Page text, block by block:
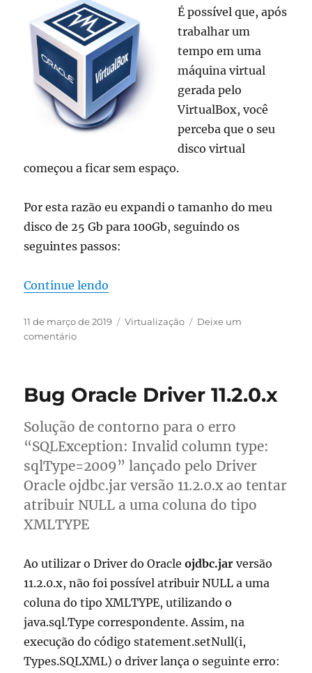
É possível que, após
trabalhar um
tempo em uma
máquina virtual
gerada pelo
VirtualBox, você
perceba que o seu
disco virtual
começou a ficar sem espaço.
Por esta razão eu expandi o tamanho do meu
disco de 25 Gb para 100Gb, seguindo os
seguintes passos:
Continue lendo
Publicado
em
11 de março de 2019 Categorias
Virtualização
Deixe um
comentárioem
espaço
disco
Bug Oracle Driver 11.2.0.x
Solução de contorno para o erro
“SQLException: Invalid column type:
sqlType=2009” lançado pelo Driver
Oracle ojdbc.jar versão 11.2.0.x ao tentar
atribuir NULL a uma coluna do tipo
XMLTYPE
Ao utilizar o Driver do Oracleojdbc.jar versão
11.2.0.x, não foi possível atribuir NULL a uma
coluna do tipo XMLTYPE, utilizando o
java.sql.Type correspondente. Assim, na
execução do código statement.setNull(i,
Types.SQLXML) o driver lança o seguinte erro: